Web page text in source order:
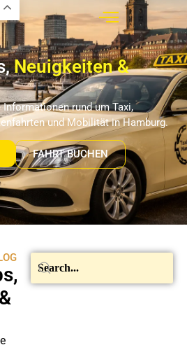
Neuigkeiten &
rund um Taxi,
und Mobilität in Hamburg.
FAHRT BUCHEN